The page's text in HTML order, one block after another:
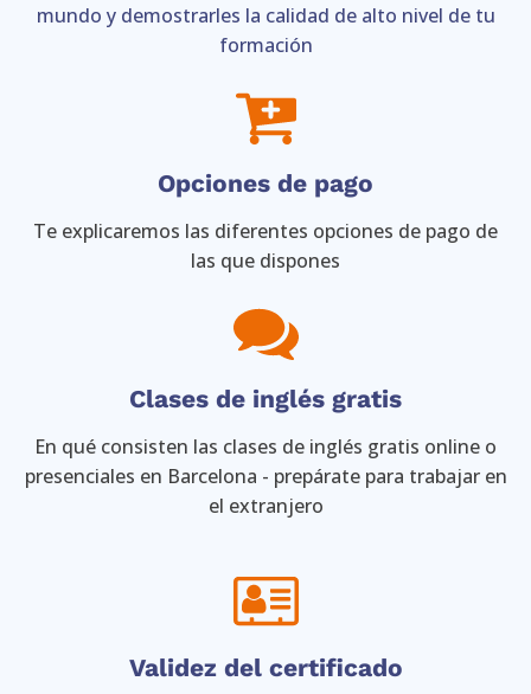
mundo y demostrarles la calidad de alto nivel de tu
formación
Opciones de pago
Te explicaremos las diferentes opciones de pago de
las que dispones
Clases de inglés gratis
En qué consisten las clases de inglés gratis online o
presenciales en Barcelona - prepárate para trabajar en
el extranjero
Validez del certificado